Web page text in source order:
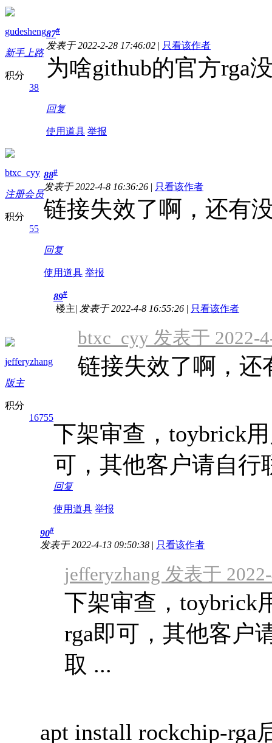
gudesheng
新手上路
积分
38
87#
发表于 2022-2-28 17:46:02 | 只看该作者
为啥github的官方rga
回复
使用道具 举报
btxc_cyy
注册会员
积分
55
88#
发表于 2022-4-8 16:36:26 | 只看该作者
链接失效了啊，还有
回复
使用道具 举报
jefferyzhang
版主
积分
16755
89#
楼主| 发表于 2022-4-8 16:55:26 | 只看该作者
btxc_cyy 发表于 2022-
链接失效了啊，还
下架审查，toybrick
可，其他客户请自行
回复
使用道具 举报
90#
发表于 2022-4-13 09:50:38 | 只看该作者
jefferyzhang 发表于
下架审查，toybrick
rga即可，其他客户
取 ...
apt install rockchip-rga